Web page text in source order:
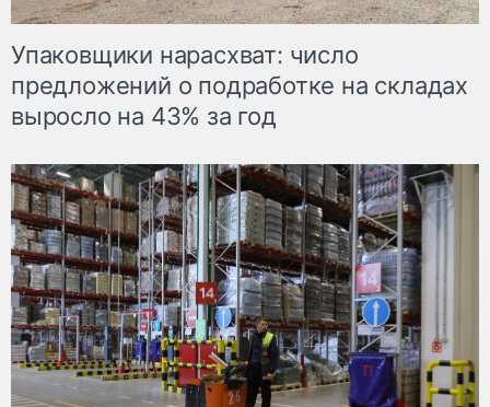
Упаковщики нарасхват: число
предложений о подработке на складах
выросло на 43% за год